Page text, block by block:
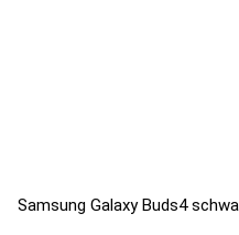
Samsung Galaxy Buds4